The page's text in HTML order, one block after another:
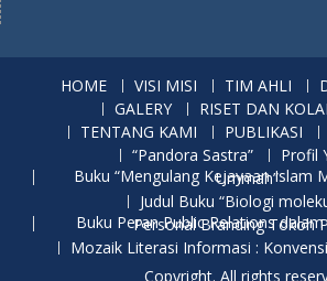
HOME VISI MISI TIM AHLI
GALERY
RISET DAN
TENTANG KAMI
PUBLIKASI
“Pandora Sastra”
Profil
Buku “Mengulang Kejayaan Islam Menuju Khaira Ummah”
Judul Buku “Biologi
Buku Peran Public Relations dalam Membangun Personal Branding
Mozaik Literasi Informasi :
Copyright. All rights